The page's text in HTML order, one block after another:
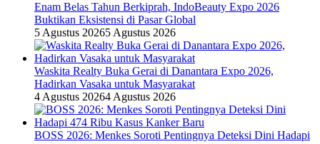
Enam Belas Tahun Berkiprah, IndoBeauty Expo 2026
Buktikan Eksistensi di Pasar Global
5 Agustus 20265 Agustus 2026
Waskita Realty Buka Gerai di Danantara Expo 2026,
Hadirkan Vasaka untuk Masyarakat
4 Agustus 20264 Agustus 2026
BOSS 2026: Menkes Soroti Pentingnya Deteksi Dini Hadapi